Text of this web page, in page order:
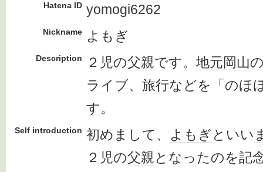
Hatena ID yomogi6262
Nickname よもぎ
Description ２児の父親です。 地元岡山
ライブ、 旅行などを「のほ
す。
Self introduction 初めまして、 よもぎ といい
２児の父親となったのを記